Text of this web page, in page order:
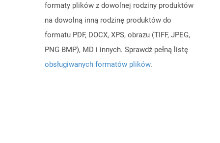
formaty plików z dowolnej rodziny produktów
na dowolną inną rodzinę produktów do
formatu PDF, DOCX, XPS, obrazu (TIFF, JPEG,
PNG BMP), MD i innych. Sprawdź pełną listę
obsługiwanych formatów plików.